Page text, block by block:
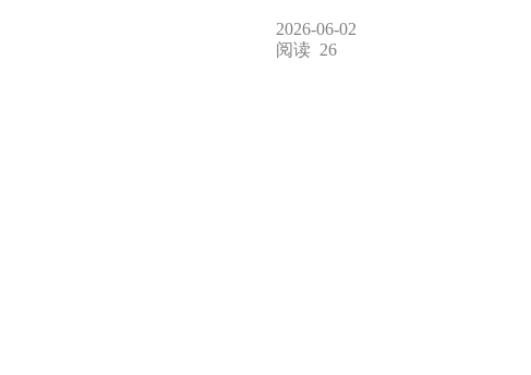
2026-06-02
阅读 26